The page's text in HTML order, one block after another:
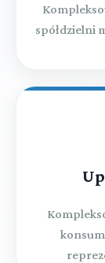
spółdzielni